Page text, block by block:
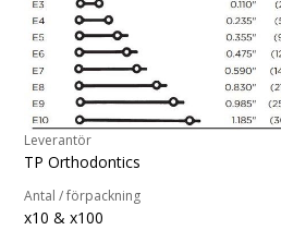
Leverantör
TP Orthodontics
Antal / förpackning
x10 & x100